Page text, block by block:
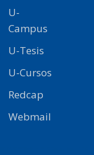
U-
Campus
U-Tesis
U-Cursos
Redcap
Webmail